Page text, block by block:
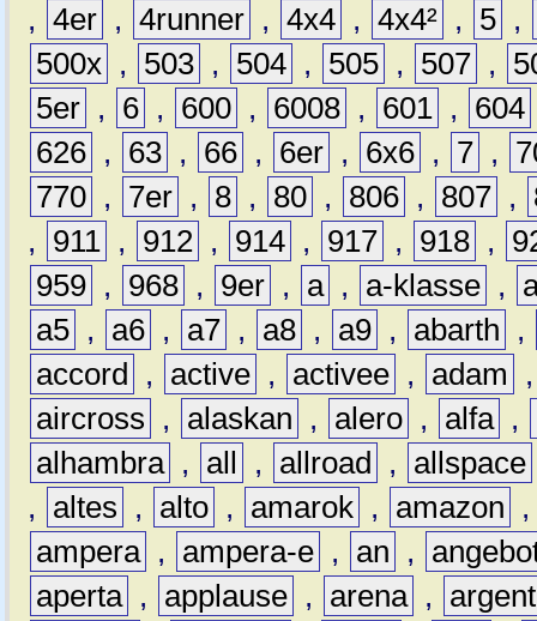
, 4er , 4runner , 4x4 , 4x4² , 5 ,
500x , 503 , 504 , 505 , 507 ,
5er , 6 , 600 , 6008 , 601 , 604
626 , 63 , 66 , 6er , 6x6 , 7 ,
770 , 7er , 8 , 80 , 806 , 807 ,
,
911 , 912 , 914 , 917 , 918 ,
959 , 968 , 9er , a , a-klasse ,
a5 , a6 , a7 , a8 , a9 , abarth
,
accord
, active , activee , adam
aircross
, alaskan , alero , alfa ,
alhambra , all , allroad , allspace
,
altes , alto , amarok , amazon
ampera , ampera-e , an ,
aperta , applause , arena ,